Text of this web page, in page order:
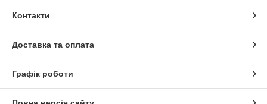
Контакти
Доставка та оплата
Графік роботи